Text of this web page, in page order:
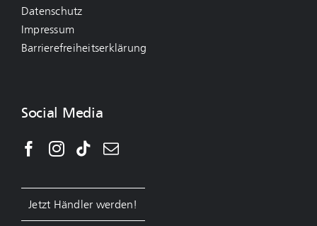
Datenschutz
Impressum
Barrierefreiheitserklärung
Social Media
Jetzt Händler werden!